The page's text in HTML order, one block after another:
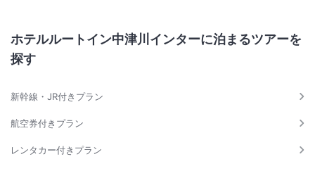
ホテルルートイン中津川インターに泊まるツアーを
探す
新幹線・JR付きプラン
航空券付きプラン
レンタカー付きプラン